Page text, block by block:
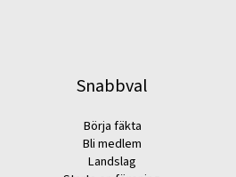
Snabbval
Börja fäkta
Bli medlem
Landslag